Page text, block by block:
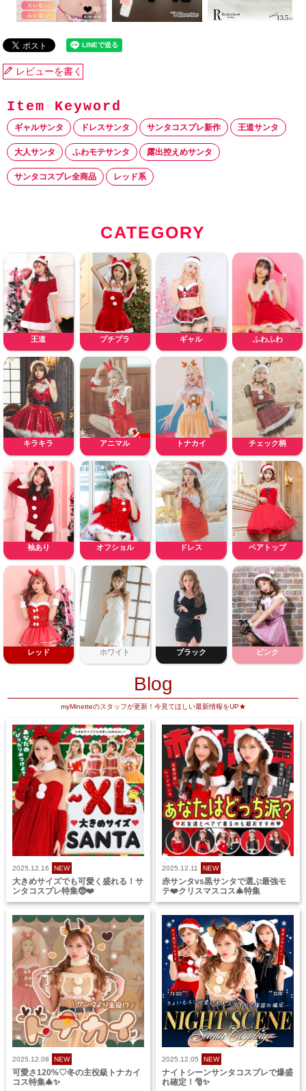
レビューを書く
ギャルサンタ ドレスサンタ サンタコスプレ新作 王道サンタ
大人サンタ ふわモテサンタ 露出控えめサンタ
サンタコスプレ全商品 レッド系
CATEGORY
王道 プチプラ ギャル ふわふわ
キラキラ アニマル トナカイ チェック柄
袖あり オフショル ドレス ベアトップ
レッド ホワイト ブラック ピンク
Blog
myMinetteのスタッフが更新！今見てほしい最新情報をUP★
2025.12.16 NEW
大きめサイズでも可愛く盛れる！サ
ンタコスプレ特集🤶❤️
2025.12.11 NEW
赤サンタvs黒サンタで選ぶ最強モ
テ❤️クリスマスコス🎄特集
2025.12.08 NEW
可愛さ120%♡冬の主役級トナカイ
コス特集🎄✨
2025.12.05 NEW
ナイトシーンサンタコスプレで爆盛
れ確定！🎅✨